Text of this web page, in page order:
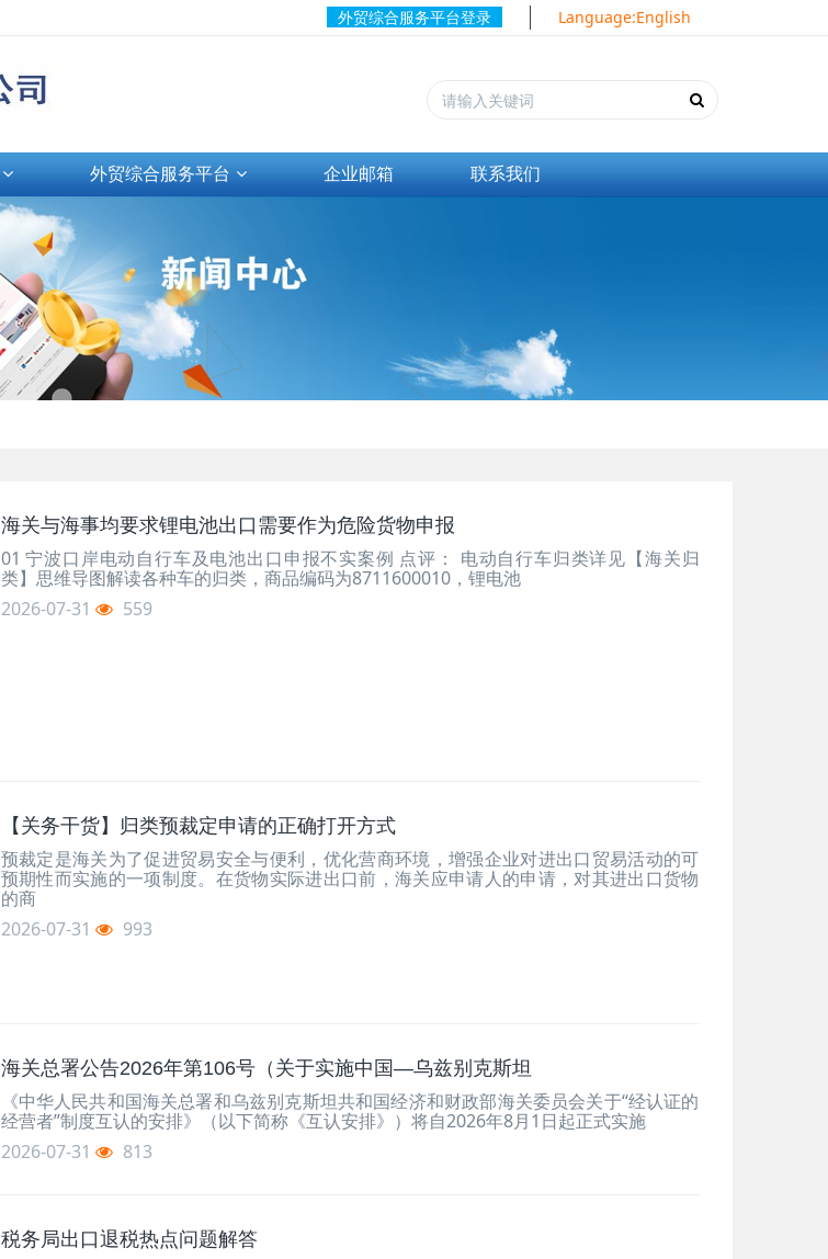
外贸综合服务平台登录 Language:English
外贸综合服务平台 企业邮箱 联系我们
海关与海事均要求锂电池出口需要作为危险货物申报
01 宁波口岸电动自行车及电池出口申报不实案例 点评： 电动自行车归类详见【海关归
类】思维导图解读各种车的归类，商品编码为8711600010，锂电池
2026-07-31
559
【关务干货】归类预裁定申请的正确打开方式
预裁定是海关为了促进贸易安全与便利，优化营商环境，增强企业对进出口贸易活动的可
预期性而实施的一项制度。在货物实际进出口前，海关应申请人的申请，对其进出口货物
的商
2026-07-31
993
海关总署公告2026年第106号（关于实施中国—乌兹别克斯坦
《中华人民共和国海关总署和乌兹别克斯坦共和国经济和财政部海关委员会关于“经认证的
经营者”制度互认的安排》（以下简称《互认安排》）将自2026年8月1日起正式实施
2026-07-31
813
税务局出口退税热点问题解答